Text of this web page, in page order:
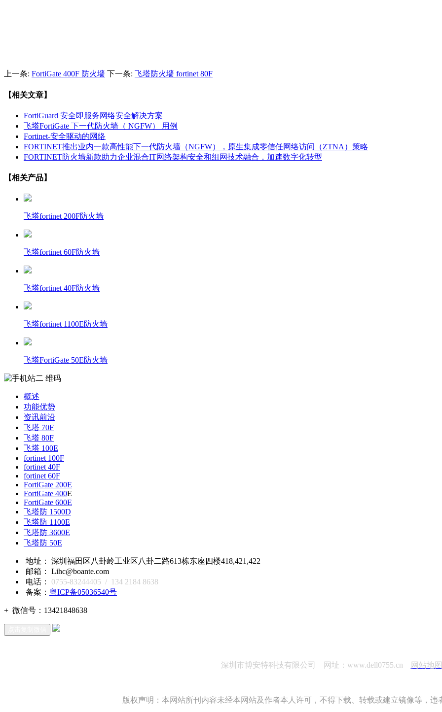
上一条: FortiGate 400F 防火墙 下一条: 飞塔防火墙 fortinet 80F
【相关文章】
FortiGuard 安全即服务网络安全解决方案
飞塔FortiGate 下一代防火墙（ NGFW） 用例
Fortinet-安全驱动的网络
FORTINET推出业内一款高性能下一代防火墙（NGFW），原生集成零信任网络访问（ZTNA）策略
FORTINET防火墙新款助力企业混合IT网络架构安全和组网技术融合，加速数字化转型
【相关产品】
飞塔fortinet 200F防火墙
飞塔fortinet 60F防火墙
飞塔fortinet 40F防火墙
飞塔fortinet 1100E防火墙
飞塔FortiGate 50E防火墙
概述
功能优势
资讯前沿
飞塔 70F
飞塔 80F
飞塔 100E
fortinet 100F
fortinet 40F
fortinet 60F
FortiGate 200E
FortiGate 400E
FortiGate 600E
飞塔防 1500D
飞塔防 1100E
飞塔防 3600E
飞塔防 50E
地址： 深圳福田区八卦岭工业区八卦二路613栋东座四楼418,421,422
邮箱： Lihc@boante.com
电话： 0755-83244405 / 134 2184 8638
备案： 粤ICP备05036540号
+ 微信号： 13421848638
深圳市博安特科技有限公司 网址：www.dell0755.cn 网站地图
版权声明：本网站所刊内容未经本网站及作者本人许可，不得下载、转载或建立镜像等，违